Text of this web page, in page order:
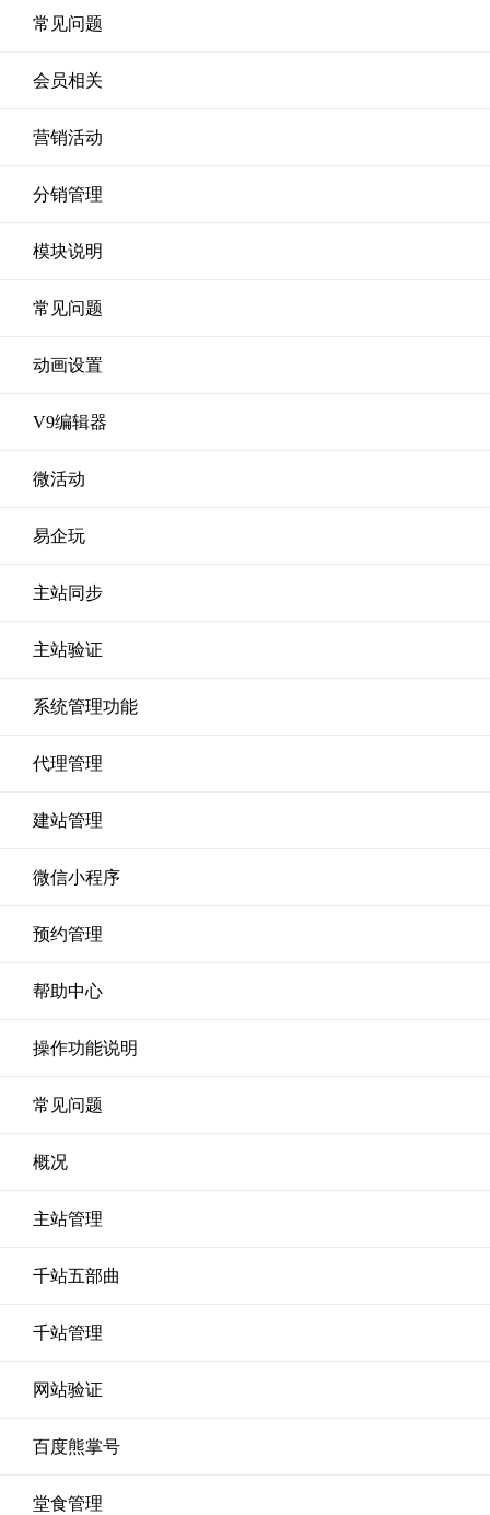
常见问题
会员相关
营销活动
分销管理
模块说明
常见问题
动画设置
V9编辑器
微活动
易企玩
主站同步
主站验证
系统管理功能
代理管理
建站管理
微信小程序
预约管理
帮助中心
操作功能说明
常见问题
概况
主站管理
千站五部曲
千站管理
网站验证
百度熊掌号
堂食管理